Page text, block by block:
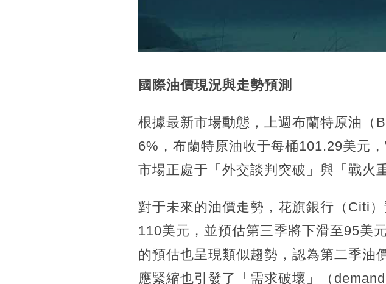
國際油價現況與走勢預測
根據最新市場動態，上週布蘭特原油（
6%，布蘭特原油收于每桶101.29美元
市場正處于「外交談判突破」與「戰火
對于未來的油價走勢，花旗銀行（Citi
110美元，並預估第三季將下滑至95美
的預估也呈現類似趨勢，認為第二季油
應緊縮也引發了「需求破壞」（